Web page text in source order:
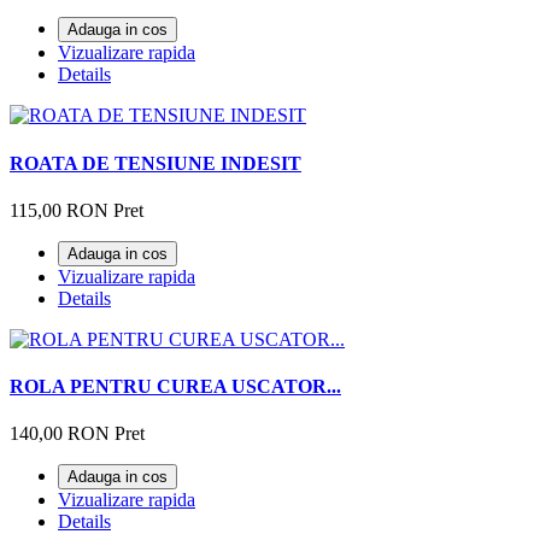
Adauga in cos
Vizualizare rapida
Details
ROATA DE TENSIUNE INDESIT
115,00 RON Pret
Adauga in cos
Vizualizare rapida
Details
ROLA PENTRU CUREA USCATOR...
140,00 RON Pret
Adauga in cos
Vizualizare rapida
Details